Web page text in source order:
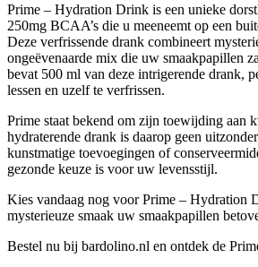
Prime – Hydration Drink is een unieke
250mg BCAA’s die u meeneemt op een
Deze verfrissende drank combineert
ongeëvenaarde mix die uw smaakpapillen
bevat 500 ml van deze intrigerende drank,
lessen en uzelf te verfrissen.
Prime staat bekend om zijn toewijding aan
hydraterende drank is daarop geen
kunstmatige toevoegingen of
gezonde keuze is voor uw levensstijl.
Kies vandaag nog voor Prime – Hydration
mysterieuze smaak uw smaakpapillen
Bestel nu bij bardolino.nl en ontdek de